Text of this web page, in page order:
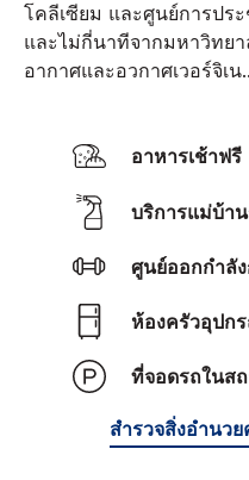
โคลีเซียม และศูนย์การปร
และไม่กี่นาทีจากมหาวิท
อากาศและอวกาศเวอร์จิเน
อาหารเช้าฟรี
บริการแม่บ้า
ศูนย์ออกกำลั
ห้องครัวอุป
ที่จอดรถในส
สำรวจสิ่งอำนว